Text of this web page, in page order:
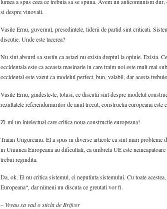
si despre vinovati.
Vasile Ernu, guvernul, presedintele, liderii de partid sint criticati.
discutie. Unde este tacerea?
Nu sint absurd sa sustin ca astazi nu exista dreptul la opinie. Exista.
occidentala este ca aceasta masinarie in care traim noi este mult mai
occidental este vazut ca modelul perfect, bun, valabil, dar acesta
Vasile Ernu, gindeste-te, totusi, ce discutii sint despre modelul
rezultatele referendumurilor de anul trecut, constructia europeana este
Zi-mi un intelectual care critica noua constructie europeana!
Traian Ungureanu. El a spus in diverse articole ca sint mari probleme
in Uniunea Europeana au dificultati, ca umbrela UE este
trebui regindita.
Da, ok. El nu critica sistemul, ci neputinta sistemului. Cu toate
Europeana“, dar nimeni nu discuta ce greutati vor fi.
– Vreau sa vad o sticla de Brifcor